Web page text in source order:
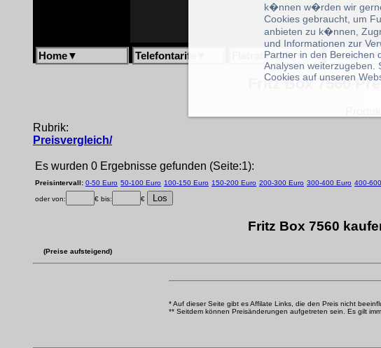
Home▼ Telefontarife Flatratetarife▼
Fritz Box 7560
Rubrik:
Preisvergleich/
Es wurden 0 Ergebnisse gefunden (Seite:1):
Preisintervall: 0-50 Euro 50-100 Euro 100-150 Euro 150-200 Euro 200-300 Euro 300-400 Euro 400-
oder von: € bis: €
Fritz Box 7560
(Preise aufsteigend)
* Auf dieser Seite gibt es Affilate Links, die den Preis nicht
** Seitdem können Preisänderungen aufgetreten sein. Es gilt
k�nnen w�rden wir
Cookies gebraucht, um
anbieten zu k�nnen,
und Informationen zur
Partner in den Bereichen
Analysen weiterzugeben.
Cookies auf unseren